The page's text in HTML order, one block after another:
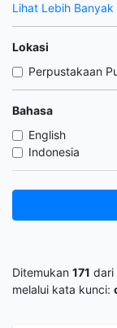
Lihat Lebih Banyak
Lokasi
Perpustakaan
Bahasa
English
Indonesia
Ditemukan 171 dari
melalui kata kunci: